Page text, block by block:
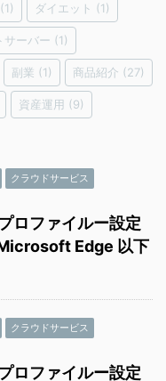
(1) ダイエット (1)
サーバー (1)
副業 (1) 商品紹介 (27)
資産運用 (9)
クラウドサービス
ロファイルー設定
Edge 以下
クラウドサービス
ロファイルー設定